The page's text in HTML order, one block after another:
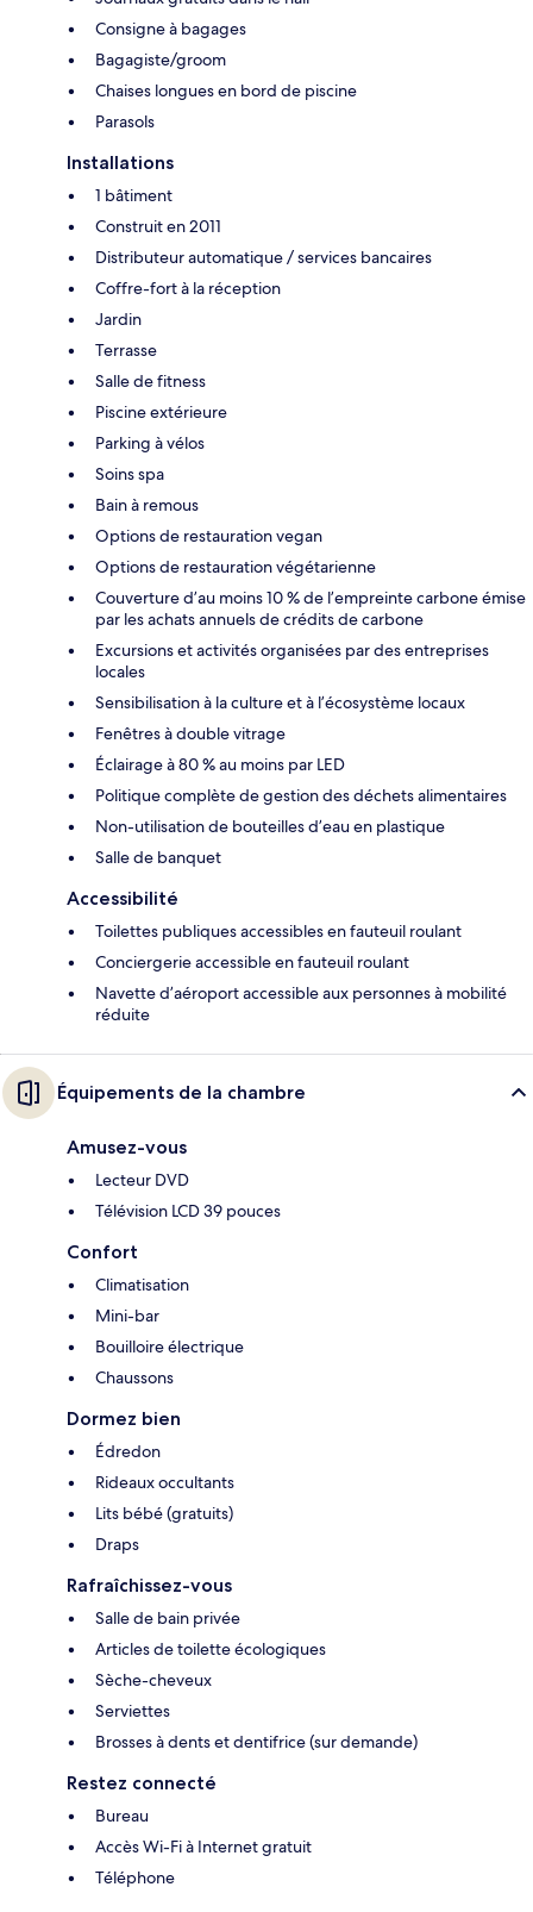
Consigne à bagages
Bagagiste/groom
Chaises longues en bord de piscine
Parasols
Installations
1 bâtiment
Construit en 2011
Distributeur automatique / services bancaires
Coffre-fort à la réception
Jardin
Terrasse
Salle de fitness
Piscine extérieure
Parking à vélos
Soins spa
Bain à remous
Options de restauration vegan
Options de restauration végétarienne
Couverture d’au moins 10 % de l’empreinte carbone émise
par les achats annuels de crédits de carbone
Excursions et activités organisées par des entreprises
locales
Sensibilisation à la culture et à l’écosystème locaux
Fenêtres à double vitrage
Éclairage à 80 % au moins par LED
Politique complète de gestion des déchets alimentaires
Non-utilisation de bouteilles d’eau en plastique
Salle de banquet
Accessibilité
Toilettes publiques accessibles en fauteuil roulant
Conciergerie accessible en fauteuil roulant
Navette d’aéroport accessible aux personnes à mobilité
réduite
Équipements de la chambre
Amusez-vous
Lecteur DVD
Télévision LCD 39 pouces
Confort
Climatisation
Mini-bar
Bouilloire électrique
Chaussons
Dormez bien
Édredon
Rideaux occultants
Lits bébé (gratuits)
Draps
Rafraîchissez-vous
Salle de bain privée
Articles de toilette écologiques
Sèche-cheveux
Serviettes
Brosses à dents et dentifrice (sur demande)
Restez connecté
Bureau
Accès Wi-Fi à Internet gratuit
Téléphone